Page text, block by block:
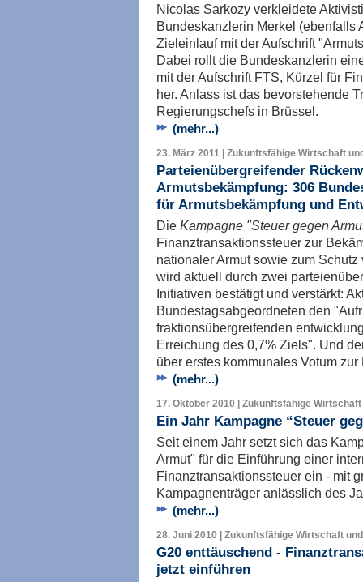
Nicolas Sarkozy verkleidete
Bundeskanzlerin Merkel (ebenfalls
Zieleinlauf mit der Aufschrift
Dabei rollt die Bundeskanzlerin
mit der Aufschrift FTS, Kürzel für
her. Anlass ist das bevorstehende
Regierungschefs in Brüssel.
(mehr...)
23. März 2011 | Zukunftsfähige Wirtschaft
Parteienübergreifender
Armutsbekämpfung: 306
für Armutsbekämpfung und
Die Kampagne "Steuer gegen
Finanztransaktionssteuer zur
nationaler Armut sowie zum
wird aktuell durch zwei
Initiativen bestätigt und verstärkt:
Bundestagsabgeordneten den
fraktionsübergreifenden
Erreichung des 0,7% Ziels". Und
über erstes kommunales Votum
(mehr...)
17. Oktober 2010 | Zukunftsfähige
Ein Jahr Kampagne “Steuer
Seit einem Jahr setzt sich das
Armut" für die Einführung einer
Finanztransaktionssteuer ein - mit
Kampagnenträger anlässlich des
(mehr...)
28. Juni 2010 | Zukunftsfähige Wirtschaft
G20 enttäuschend -
jetzt einführen